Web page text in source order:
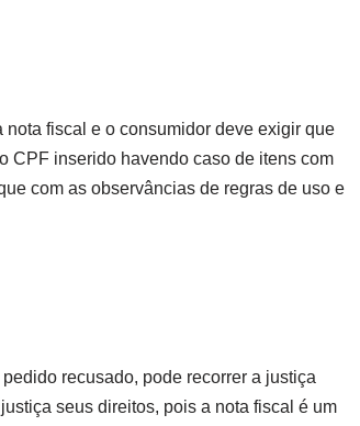
fiscal e o consumidor deve exigir que
CPF inserido havendo caso de itens com
com as observâncias de regras de uso e
recusado, pode recorrer a justiça
seus direitos, pois a nota fiscal é um